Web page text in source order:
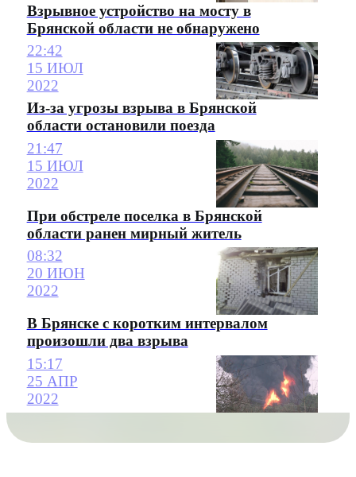
Взрывное устройство на мосту в
Брянской области не обнаружено
22:42
15 ИЮЛ
2022
Из-за угрозы взрыва в Брянской
области остановили поезда
21:47
15 ИЮЛ
2022
При обстреле поселка в Брянской
области ранен мирный житель
08:32
20 ИЮН
2022
В Брянске с коротким интервалом
произошли два взрыва
15:17
25 АПР
2022